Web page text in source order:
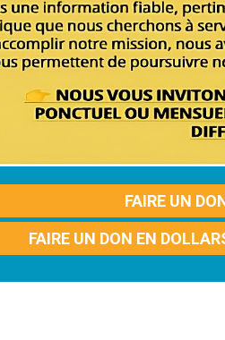
FAIRE UN
FAIRE UN DON EN